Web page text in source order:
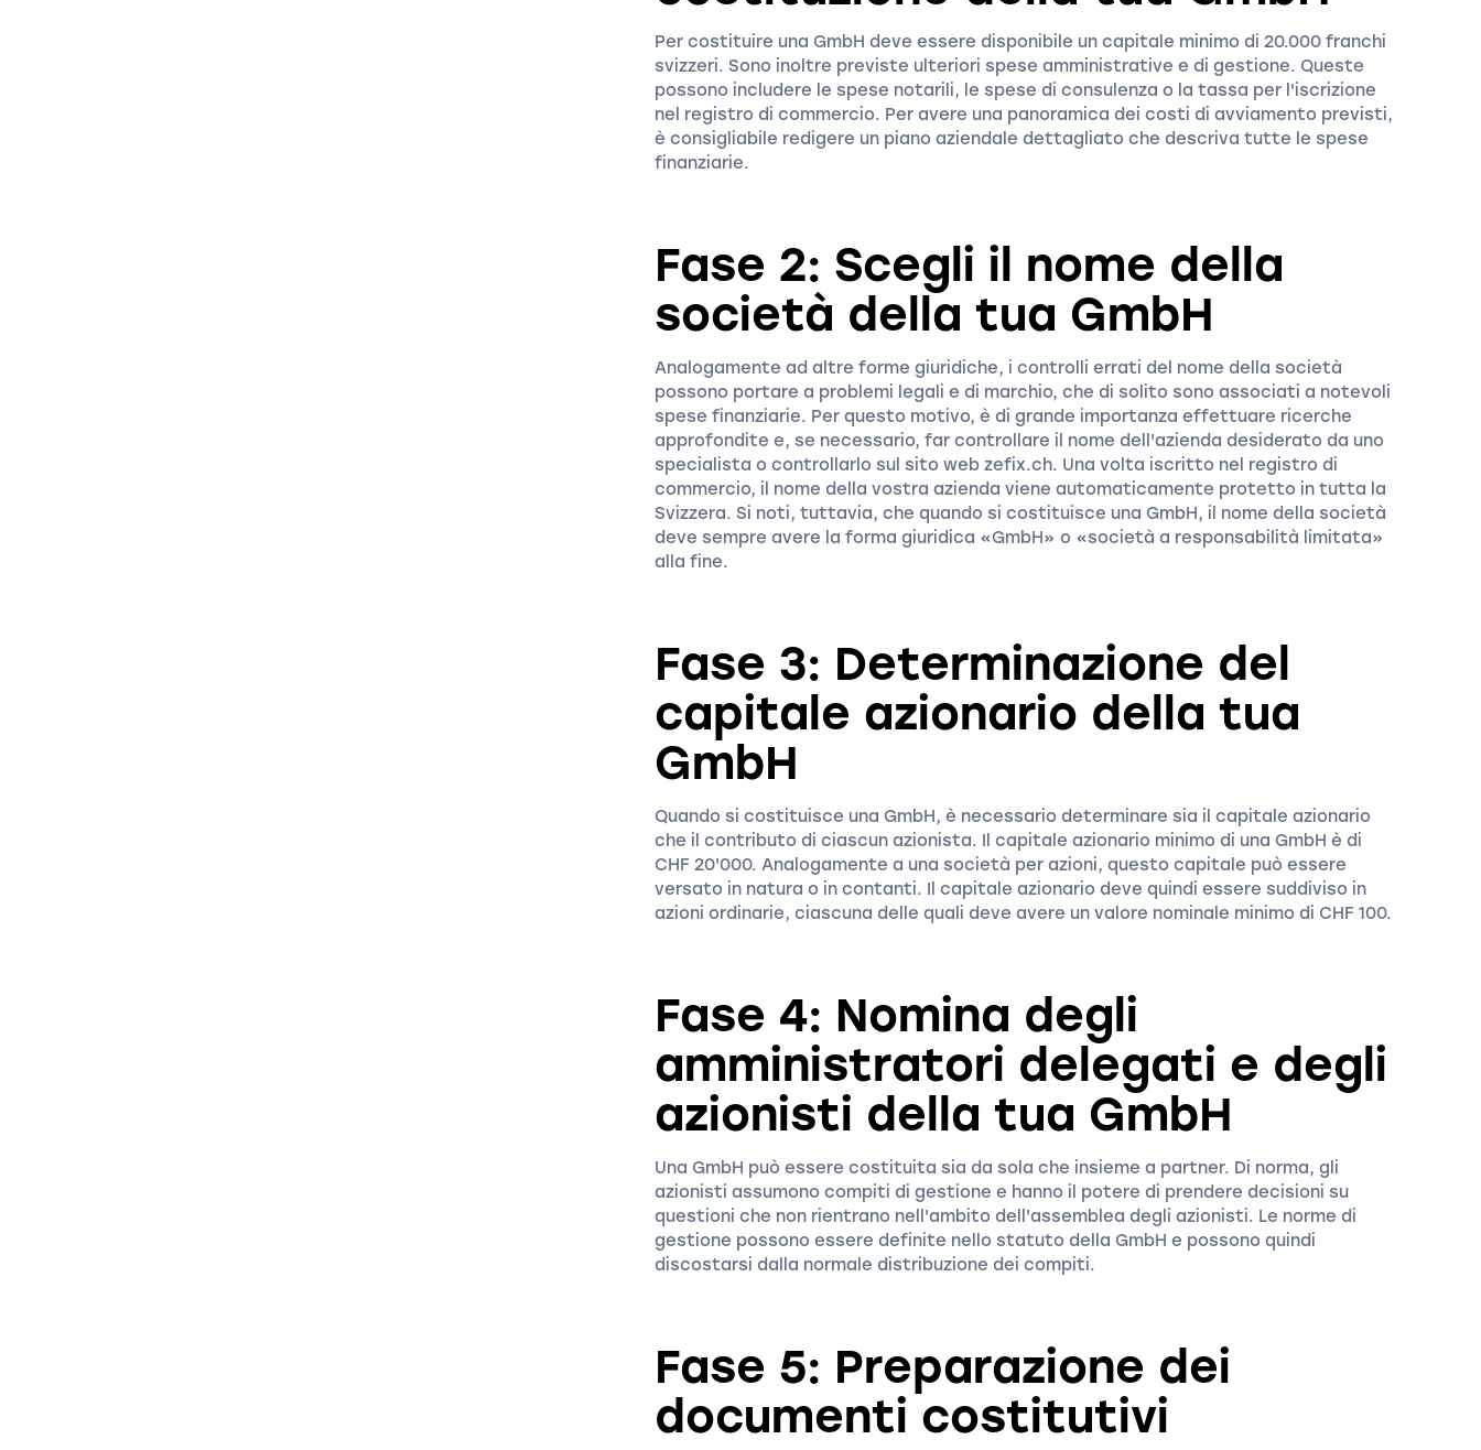
Per costituire una GmbH deve essere disponibile un capitale minimo di 20.000 franchi
svizzeri. Sono inoltre previste ulteriori spese amministrative e di gestione. Queste
possono includere le spese notarili, le spese di consulenza o la tassa per l'iscrizione
nel registro di commercio. Per avere una panoramica dei costi di avviamento previsti,
è consigliabile redigere un piano aziendale dettagliato che descriva tutte le spese
finanziarie.
Fase 2: Scegli il nome della
società della tua GmbH
Analogamente ad altre forme giuridiche, i controlli errati del nome della società
possono portare a problemi legali e di marchio, che di solito sono associati a notevoli
spese finanziarie. Per questo motivo, è di grande importanza effettuare ricerche
approfondite e, se necessario, far controllare il nome dell'azienda desiderato da uno
specialista o controllarlo sul sito web zefix.ch. Una volta iscritto nel registro di
commercio, il nome della vostra azienda viene automaticamente protetto in tutta la
Svizzera. Si noti, tuttavia, che quando si costituisce una GmbH, il nome della società
deve sempre avere la forma giuridica «GmbH» o «società a responsabilità limitata»
alla fine.
Fase 3: Determinazione del
capitale azionario della tua
GmbH
Quando si costituisce una GmbH, è necessario determinare sia il capitale azionario
che il contributo di ciascun azionista. Il capitale azionario minimo di una GmbH è di
CHF 20'000. Analogamente a una società per azioni, questo capitale può essere
versato in natura o in contanti. Il capitale azionario deve quindi essere suddiviso in
azioni ordinarie, ciascuna delle quali deve avere un valore nominale minimo di CHF 100.
Fase 4: Nomina degli
amministratori delegati e degli
azionisti della tua GmbH
Una GmbH può essere costituita sia da sola che insieme a partner. Di norma, gli
azionisti assumono compiti di gestione e hanno il potere di prendere decisioni su
questioni che non rientrano nell'ambito dell'assemblea degli azionisti. Le norme di
gestione possono essere definite nello statuto della GmbH e possono quindi
discostarsi dalla normale distribuzione dei compiti.
Fase 5: Preparazione dei
documenti costitutivi